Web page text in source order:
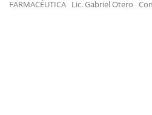
FARMACÉUTICA Lic. Gabriel Otero